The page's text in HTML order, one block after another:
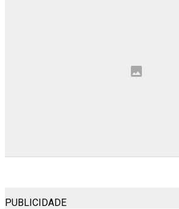
PUBLICIDADE